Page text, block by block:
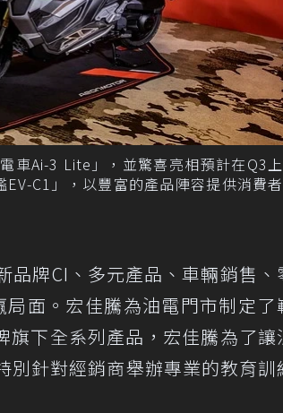
車Ai-3 Lite」，並驚喜亮相預計在Q3
C1」，以豐富的產品陣容提供消費
品牌CI、多元產品、車輛銷售、
面。宏佳騰為油電門市制定了
旗下全系列產品，宏佳騰為了讓
針對經銷商舉辦專業的教育訓